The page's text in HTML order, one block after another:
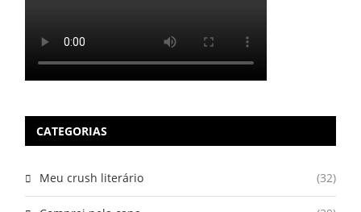
CATEGORIAS
Meu crush literário (32)